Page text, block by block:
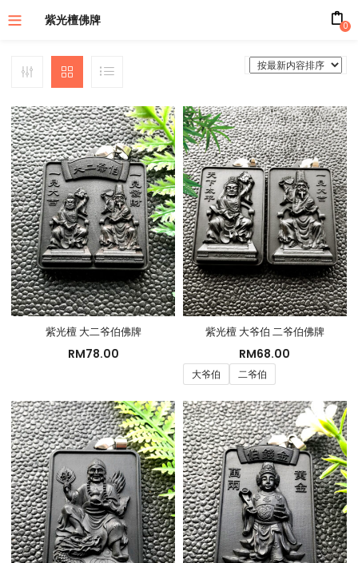
紫光檀佛牌 0
紫光檀 大二爷伯佛牌
RM78.00
紫光檀 大爷伯 二爷伯佛牌
RM68.00
大爷伯 二爷伯